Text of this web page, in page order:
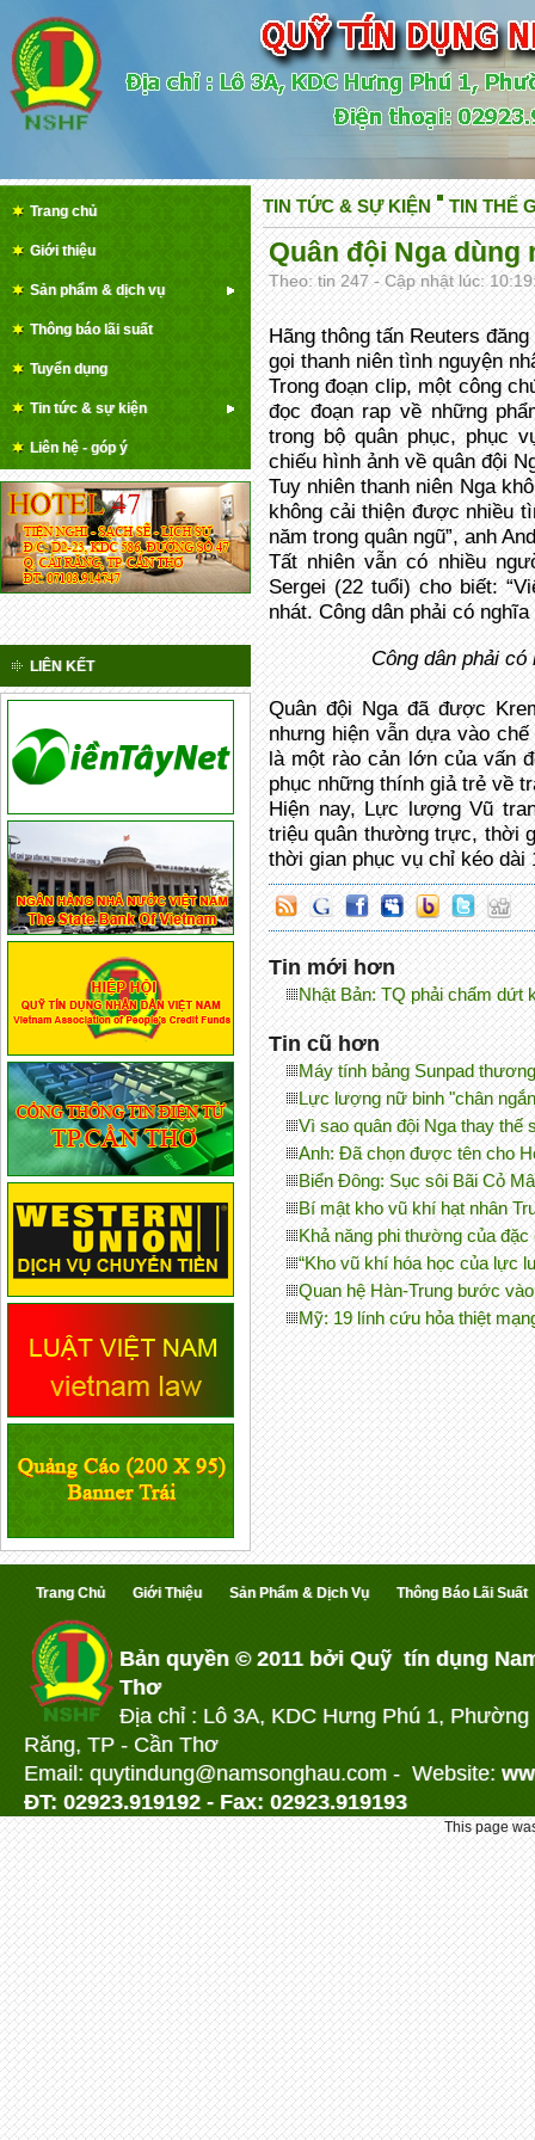
Trang chủ
Giới thiệu
Sản phẩm & dịch vụ
Thông báo lãi suất
Tuyển dụng
Tin tức & sự kiện
Liên hệ - góp ý
LIÊN KẾT
TIN TỨC & SỰ KIỆN TIN THẾ
Quân đội Nga dùng
Theo: tin 247 - Cập nhật lúc:
Hãng thông tấn Reuters
gọi thanh niên tình nguyện
Trong đoạn clip, một công
đọc đoạn rap về những
trong bộ quân phục, phục
chiếu hình ảnh về quân đội
Tuy nhiên thanh niên Nga
không cải thiện được nhiều
năm trong quân ngũ”, anh
Tất nhiên vẫn có nhiều
Sergei (22 tuổi) cho biết:
nhát. Công dân phải có
Công dân phải
Quân đội Nga đã được
nhưng hiện vẫn dựa vào
là một rào cản lớn của vấn
phục những thính giả trẻ về
Hiện nay, Lực lượng Vũ
triệu quân thường trực, thời
thời gian phục vụ chỉ kéo dài
Tin mới hơn
Nhật Bản: TQ phải chấm
Tin cũ hơn
Máy tính bảng Sunpad
Lực lượng nữ binh "chân
Vì sao quân đội Nga thay thế
Anh: Đã chọn được tên cho
Biển Đông: Sục sôi Bãi Cỏ
Bí mật kho vũ khí hạt nhân
Khả năng phi thường của
“Kho vũ khí hóa học của lực
Quan hệ Hàn-Trung bước
Mỹ: 19 lính cứu hỏa thiệt
Trang Chủ Giới Thiệu Sản Phẩm & Dịch Vụ Thông Báo Lãi Suất
Bản quyền © 2011 bởi Quỹ tín dụng
Thơ
Địa chỉ : Lô 3A, KDC Hưng Phú 1,
Răng, TP - Cần Thơ
Email: quytindung@namsonghau.com - Website:
ĐT: 02923.919192 - Fax: 02923.919193
This page